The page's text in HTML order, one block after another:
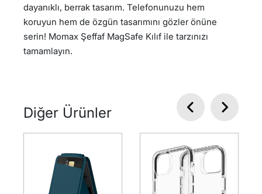
dayanıklı, berrak tasarım. Telefonunuzu hem
koruyun hem de özgün tasarımını gözler önüne
serin! Momax Şeffaf MagSafe Kılıf ile tarzınızı
tamamlayın.
Diğer Ürünler